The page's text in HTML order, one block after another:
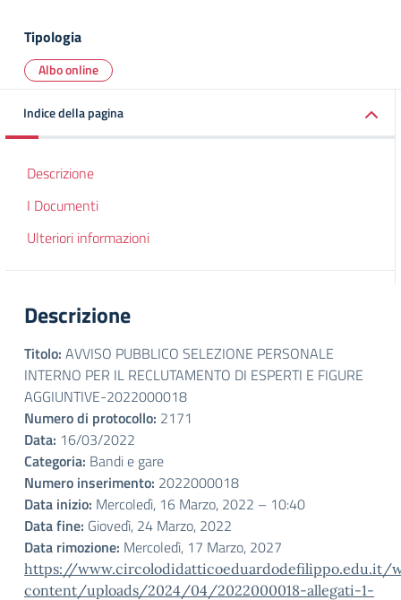
Tipologia
Albo online
Indice della pagina
Descrizione
I Documenti
Ulteriori informazioni
Descrizione
Titolo: AVVISO PUBBLICO SELEZIONE PERSONALE
INTERNO PER IL RECLUTAMENTO DI ESPERTI E FIGURE
AGGIUNTIVE-2022000018
Numero di protocollo: 2171
Data: 16/03/2022
Categoria: Bandi e gare
Numero inserimento: 2022000018
Data inizio: Mercoledì, 16 Marzo, 2022 – 10:40
Data fine: Giovedì, 24 Marzo, 2022
Data rimozione: Mercoledì, 17 Marzo, 2027
https://www.circolodidatticoeduardodefilippo.edu.it/
content/uploads/2024/04/2022000018-allegati-1-